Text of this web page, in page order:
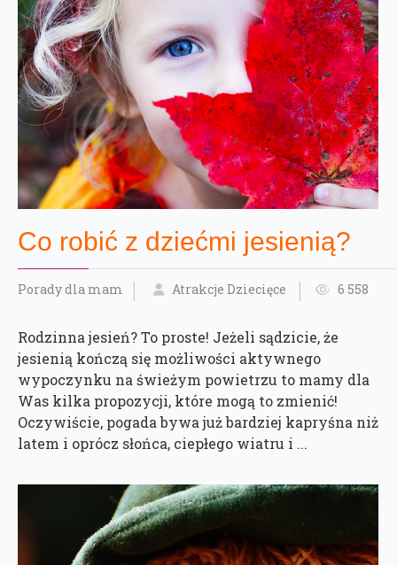
Co robić z dziećmi jesienią?
Porady dla mam Atrakcje Dziecięce 6 558
Rodzinna jesień? To proste! Jeżeli sądzicie, że
jesienią kończą się możliwości aktywnego
wypoczynku na świeżym powietrzu to mamy dla
Was kilka propozycji, które mogą to zmienić!
Oczywiście, pogada bywa już bardziej kapryśna niż
latem i oprócz słońca, ciepłego wiatru i ...